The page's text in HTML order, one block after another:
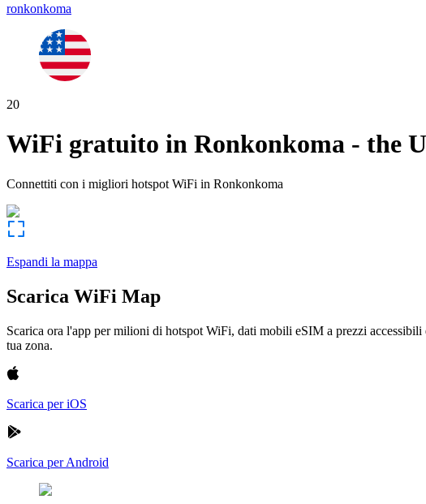
ronkonkoma
20
WiFi gratuito in Ronkonkoma - the
Connettiti con i migliori hotspot WiFi in Ronkonkoma
Espandi la mappa
Scarica WiFi Map
Scarica ora l'app per milioni di hotspot WiFi, dati mobili eSIM a prezzi
tua zona.
Scarica per iOS
Scarica per Android